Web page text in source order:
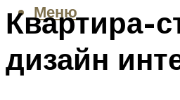
Меню
Квартира-
дизайн